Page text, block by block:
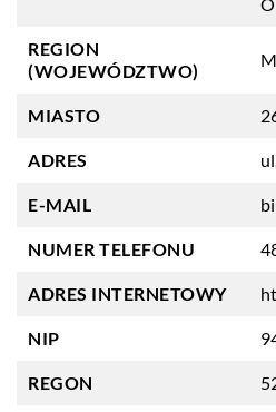
REGION
(WOJEWÓDZTWO)
MIASTO
ADRES
E-MAIL
NUMER TELEFONU
ADRES INTERNETOWY
NIP
REGON